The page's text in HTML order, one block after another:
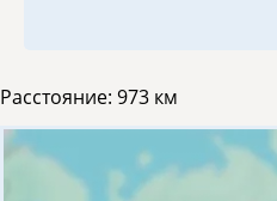
Расстояние: 973 км